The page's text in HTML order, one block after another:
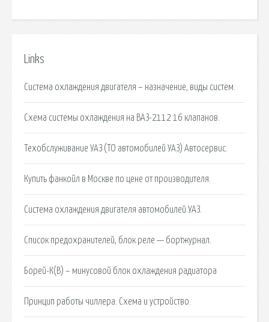
Links
Система охлаждения двигателя – назначение, виды систем.
Схема системы охлаждения на ВАЗ-2112 16 клапанов.
Техобслуживание УАЗ (ТО автомобилей УАЗ) Автосервис.
Купить фанкойл в Москве по цене от производителя.
Система охлаждения двигателя автомобилей УАЗ.
Список предохранителей, блок реле — бортжурнал.
Борей-К(В) – минусовой блок охлаждения радиатора
Принцип работы чиллера. Схема и устройство.